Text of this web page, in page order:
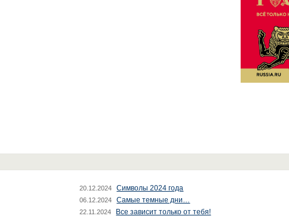
20.12.2024 Символы 2024 года
06.12.2024 Самые темные дни…
22.11.2024 Все зависит только от тебя!